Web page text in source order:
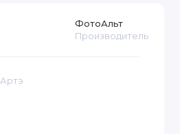
Артэ
ФотоАльт
Производитель